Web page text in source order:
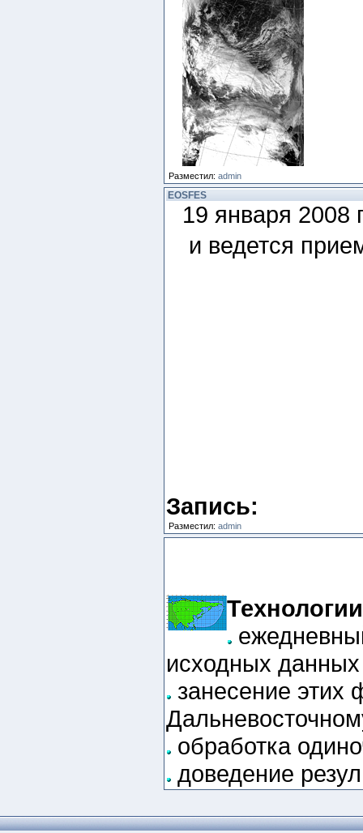
Разместил: admin
EOSFES
19 января 2008
и ведется
Запись:
Разместил: admin
Технологии
исходных
занесение этих
обработка
доведение